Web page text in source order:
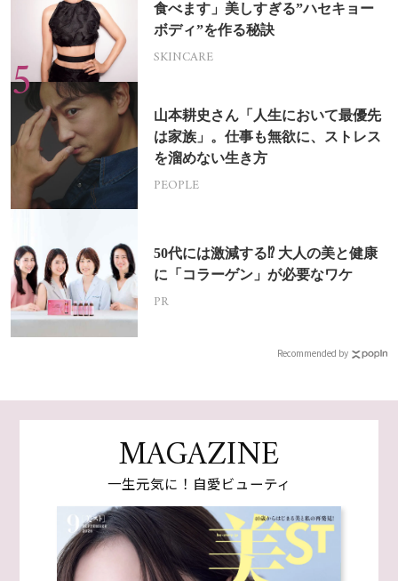
食べます」美しすぎる”ハセキョー
ボディ”を作る秘訣
SKINCARE
山本耕史さん「人生において最優先
は家族」。仕事も無欲に、ストレス
を溜めない生き方
PEOPLE
50代には激減する⁉ 大人の美と健康
に「コラーゲン」が必要なワケ
PR
Recommended by
MAGAZINE
一生元気に！自愛ビューティ